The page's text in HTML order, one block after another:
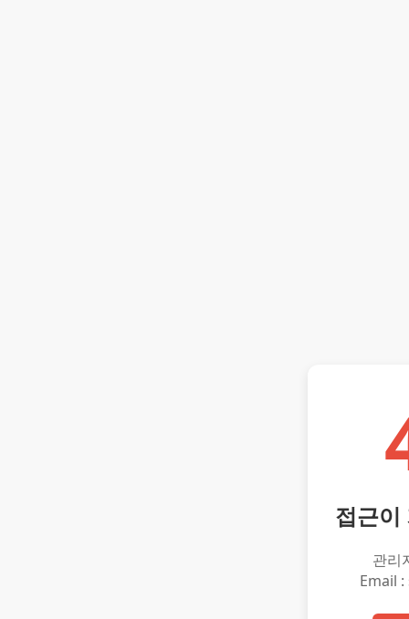
접근이
관리
Email